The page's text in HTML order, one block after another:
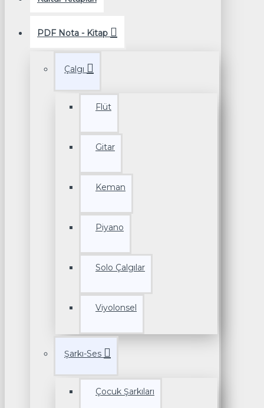
PDF Nota - Kitap
Çalgı
Flüt
Gitar
Keman
Piyano
Solo Çalgılar
Viyolonsel
Şarkı-Ses
Çocuk Şarkıları